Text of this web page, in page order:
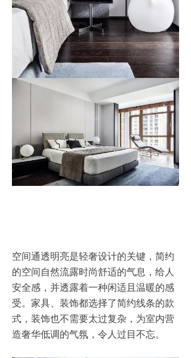
空间通透明亮是轻奢设计的关键，简约
的空间自然流露时尚舒适的气息，给人
安全感，并透露着一种闲适且温暖的感
受。家具、装饰都选择了简约线条的款
式，装饰也不需要太过复杂，为室内营
造奢华低调的气氛，令人过目不忘。